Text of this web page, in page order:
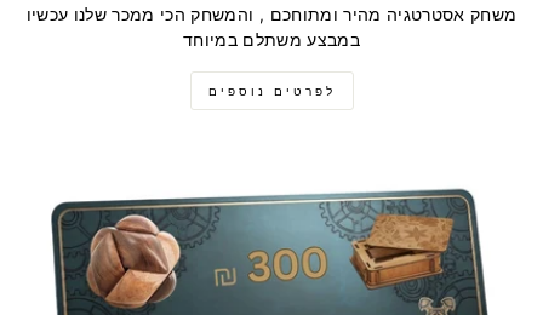
משחק אסטרטגיה מהיר ומתוחכם , והמשחק הכי ממכר שלנו עכשיו
במבצע משתלם במיוחד
לפרטים נוספים